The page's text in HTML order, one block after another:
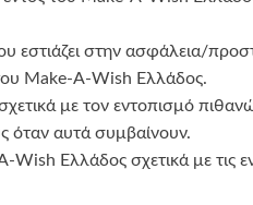
στην ασφάλεια/
Make-A-Wish Ελλάδος.
με τον εντοπισμό
όταν αυτά συμβαίνουν.
Ελλάδος σχετικά με τις